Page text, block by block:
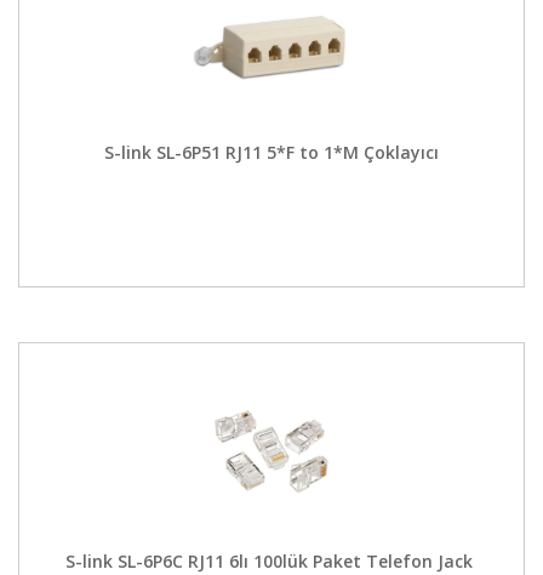
S-link SL-6P51 RJ11 5*F to 1*M Çoklayıcı
S-link SL-6P6C RJ11 6lı 100lük Paket Telefon Jack